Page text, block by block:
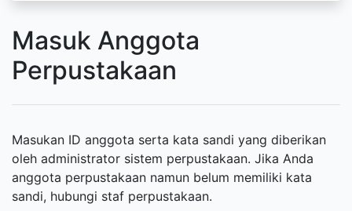
Masuk Anggota
Perpustakaan
Masukan ID anggota serta kata sandi yang diberikan
oleh administrator sistem perpustakaan. Jika Anda
anggota perpustakaan namun belum memiliki kata
sandi, hubungi staf perpustakaan.